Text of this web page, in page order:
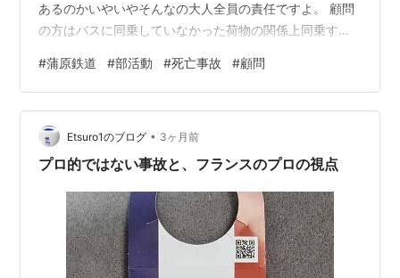
あるのかいやいやそんなの大人全員の責任ですよ。 顧問
の方はバスに同乗していなかった荷物の関係上同乗する
でもこのバスの運転手が無色ここが問題ですよね。アル
バイトで高校生の子たちの命を預かったわけですよ。 た
だこのバス会社も問題ですね。 バスの依頼した経緯個々
の相違責任の所在を明らかにしない。 ただ今回の一件で
個々のバス会社は使うべきではない。 蒲原鉄道が完全に
#蒲原鉄道 #部活動 #死亡事故 #顧問
Etsuro1のブログ • 3ヶ月前
プロ的ではない事故と、フランスのプロの視点